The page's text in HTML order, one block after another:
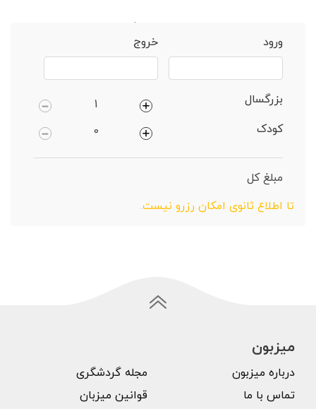
ورود
خروج
بزرگسال
کودک
مبلغ کل
تا اطلاع ثانوی امکان رزرو نیست.
میزبون
درباره میزبون
تماس با ما
مجله گردشگری
قوانین میزبان